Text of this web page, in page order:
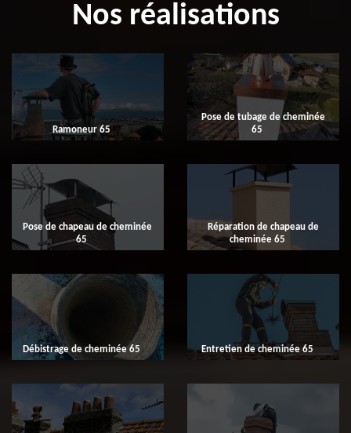
Nos réalisations
Ramoneur 65
Pose de tubage de cheminée
65
Pose de chapeau de cheminée
65
Réparation de chapeau de
cheminée 65
Débistrage de cheminée 65 Entretien de cheminée 65